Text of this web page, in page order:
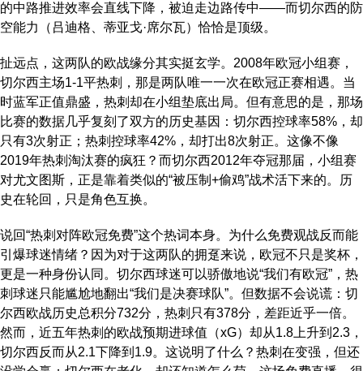
的中路推进效率会直线下降，被迫走边路传中——而切尔西的防
空能力（吕迪格、蒂亚戈·席尔瓦）恰恰是顶级。
扯远点，这两队的欧战缘分其实挺玄学。2008年欧冠小组赛，
切尔西主场1-1平热刺，那是两队唯一一次在欧冠正赛相遇。当
时蓝军正值鼎盛，热刺却在小组垫底出局。但有意思的是，那场
比赛的数据几乎复刻了双方的历史基因：切尔西控球率58%，却
只有3次射正；热刺控球率42%，却打出8次射正。这像不像
2019年热刺淘汰赛的疯狂？而切尔西2012年夺冠那届，小组赛
对尤文图斯，正是靠着类似的“被压制+偷鸡”战术活下来的。历
史在轮回，只是角色互换。
说回“热刺对阵欧冠免费”这个热词本身。为什么免费观战反而能
引爆球迷情绪？因为对于这两队的拥趸来说，欧冠不只是奖杯，
更是一种身份认同。切尔西球迷可以骄傲地说“我们有欧冠”，热
刺球迷只能尴尬地翻出“我们是决赛球队”。但数据不会说谎：切
尔西欧战历史总积分732分，热刺只有378分，差距近乎一倍。
然而，近五年热刺的欧战预期进球值（xG）却从1.8上升到2.3，
切尔西反而从2.1下降到1.9。这说明了什么？热刺在变强，但还